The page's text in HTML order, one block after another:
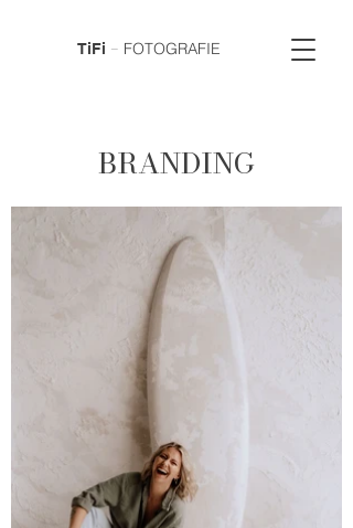
TiFi – FOTOGRAFIE
BRANDING